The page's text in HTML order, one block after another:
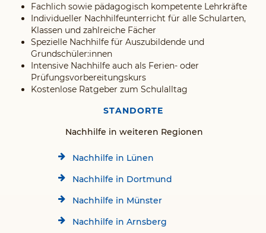
Fachlich sowie pädagogisch kompetente Lehrkräfte
Individueller Nachhilfeunterricht für alle Schularten,
Klassen und zahlreiche Fächer
Spezielle Nachhilfe für Auszubildende und
Grundschüler:innen
Intensive Nachhilfe auch als Ferien- oder
Prüfungsvorbereitungskurs
Kostenlose Ratgeber zum Schulalltag
STANDORTE
Nachhilfe in weiteren Regionen
Nachhilfe in Lünen
Nachhilfe in Dortmund
Nachhilfe in Münster
Nachhilfe in Arnsberg